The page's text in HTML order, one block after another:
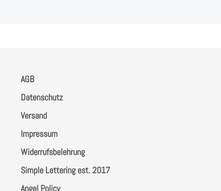
AGB
Datenschutz
Versand
Impressum
Widerrufsbelehrung
Simple Lettering est. 2017
Angel Policy